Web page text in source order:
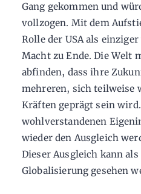
Gang gekommen und
vollzogen. Mit dem
Rolle der USA als
Macht zu Ende. Die Welt
abfinden, dass ihre
mehreren, sich teilweise
Kräften geprägt sein
wohlverstandenen
wieder den Ausgleich
Dieser Ausgleich kann
Globalisierung gesehen